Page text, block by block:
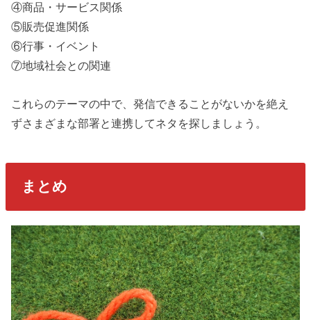
④商品・サービス関係
⑤販売促進関係
⑥行事・イベント
⑦地域社会との関連
これらのテーマの中で、発信できることがないかを絶え
ずさまざまな部署と連携してネタを探しましょう。
まとめ